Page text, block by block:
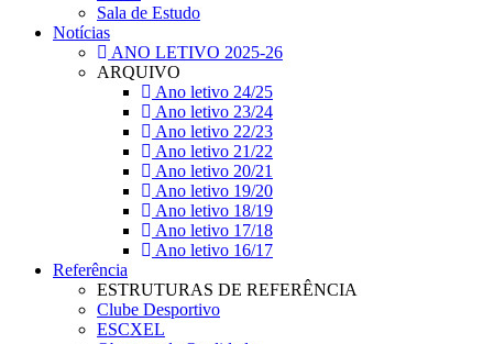
Sala de Estudo
Notícias
ANO LETIVO 2025-26
ARQUIVO
Ano letivo 24/25
Ano letivo 23/24
Ano letivo 22/23
Ano letivo 21/22
Ano letivo 20/21
Ano letivo 19/20
Ano letivo 18/19
Ano letivo 17/18
Ano letivo 16/17
Referência
ESTRUTURAS DE REFERÊNCIA
Clube Desportivo
ESCXEL